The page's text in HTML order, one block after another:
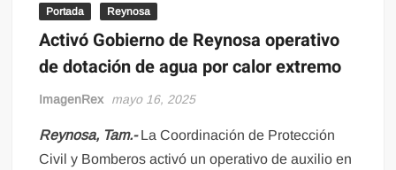
Portada Reynosa
Activó Gobierno de Reynosa operativo
de dotación de agua por calor extremo
ImagenRex mayo 16, 2025
Reynosa, Tam.-La Coordinación de Protección
Civil y Bomberos activó un operativo de auxilio en